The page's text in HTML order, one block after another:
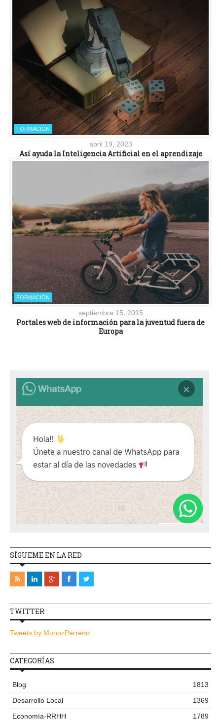
FORMACIÓN
abril 19, 2023
Así ayuda la Inteligencia Artificial en el aprendizaje
FORMACIÓN
septiembre 15, 2015
Portales web de información para la juventud fuera de
Europa
SÍGUEME EN LA RED
TWITTER
Tweets by MunozParreno
CATEGORÍAS
Blog
1813
Desarrollo Local
1369
Economía-RRHH
1789